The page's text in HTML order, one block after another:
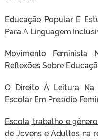
Educação Popular E
Para A Linguagem
Movimento Feminista
Reflexões Sobre
O Direito À Leitura Na
Escolar Em Presídio
Escola, trabalho e
de Jovens e Adultos na